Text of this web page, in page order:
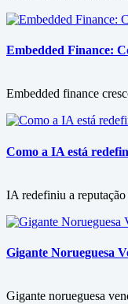
Embedded Finance:
Embedded finance
Como a IA está
IA redefiniu a reputação
Gigante Norueguesa
Gigante norueguesa